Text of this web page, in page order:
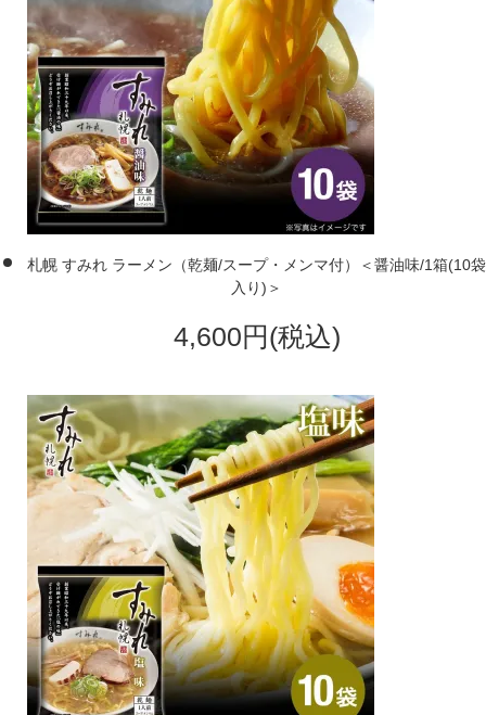
札幌 すみれ ラーメン（乾麺/スープ・メンマ付）＜醤油味/1箱(10袋
入り)＞
4,600円(税込)